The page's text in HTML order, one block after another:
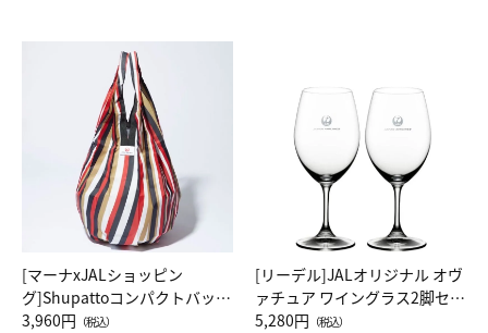
[マーナxJALショッピン
グ]Shupattoコンパクトバッグ
Drop JAL客室乗務員（LC）ス
3,960円 （税込）
[リーデル]JALオリジナル オヴ
ァチュア ワイングラス2脚セッ
ト（レッドワイン）
5,280円 （税込）